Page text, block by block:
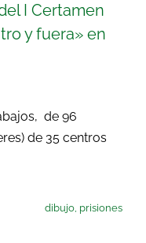
I Certamen
y fuera» en
de 96
de 35 centros
dibujo, prisiones